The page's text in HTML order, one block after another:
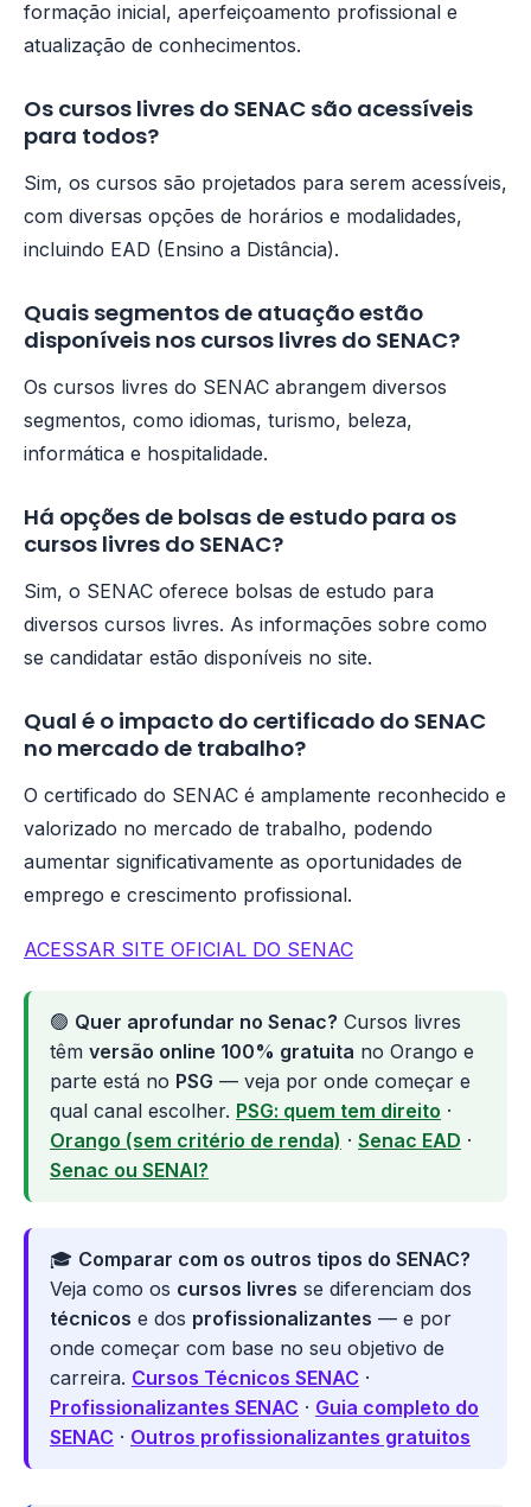
formação inicial, aperfeiçoamento profissional e
atualização de conhecimentos.
Os cursos livres do SENAC são acessíveis
para todos?
Sim, os cursos são projetados para serem acessíveis,
com diversas opções de horários e modalidades,
incluindo EAD (Ensino a Distância).
Quais segmentos de atuação estão
disponíveis nos cursos livres do SENAC?
Os cursos livres do SENAC abrangem diversos
segmentos, como idiomas, turismo, beleza,
informática e hospitalidade.
Há opções de bolsas de estudo para os
cursos livres do SENAC?
Sim, o SENAC oferece bolsas de estudo para
diversos cursos livres. As informações sobre como
se candidatar estão disponíveis no site.
Qual é o impacto do certificado do SENAC
no mercado de trabalho?
O certificado do SENAC é amplamente reconhecido e
valorizado no mercado de trabalho, podendo
aumentar significativamente as oportunidades de
emprego e crescimento profissional.
ACESSAR SITE OFICIAL DO SENAC
🟢 Quer aprofundar no Senac? Cursos livres
têm versão online 100% gratuita no Orango e
parte está no PSG — veja por onde começar e
qual canal escolher. PSG: quem tem direito ·
Orango (sem critério de renda) · Senac EAD ·
Senac ou SENAI?
🎓 Comparar com os outros tipos do SENAC?
Veja como os cursos livres se diferenciam dos
técnicos e dos profissionalizantes — e por
onde começar com base no seu objetivo de
carreira. Cursos Técnicos SENAC ·
Profissionalizantes SENAC · Guia completo do
SENAC · Outros profissionalizantes gratuitos